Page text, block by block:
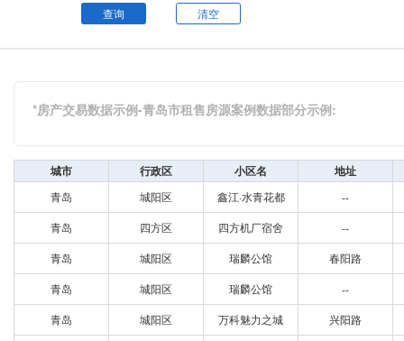
查询 清空
*房产交易数据示例-青岛市租售房源案例数据部分示例:
城市 行政区 小区名 地址
青岛 城阳区 鑫江·水青花都
--
青岛
四方区 四方机厂宿舍
--
青岛
城阳区 瑞麟公馆
春阳路
青岛
城阳区 瑞麟公馆
--
青岛
城阳区 万科魅力之城
兴阳路